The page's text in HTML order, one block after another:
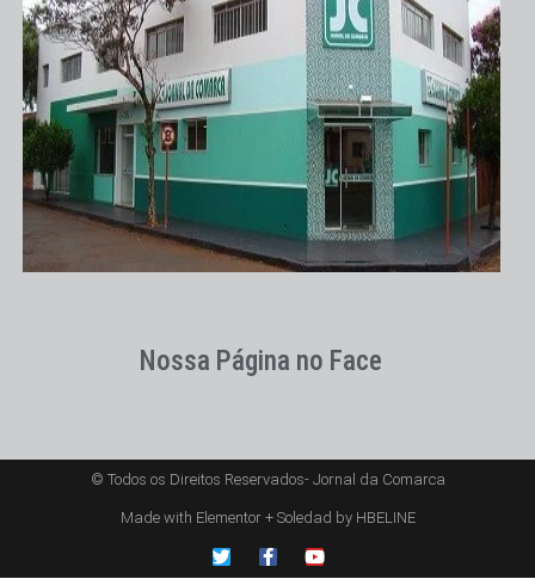
Nossa Página no Face
© Todos os Direitos Reservados- Jornal da Comarca
Made with Elementor + Soledad by HBELINE